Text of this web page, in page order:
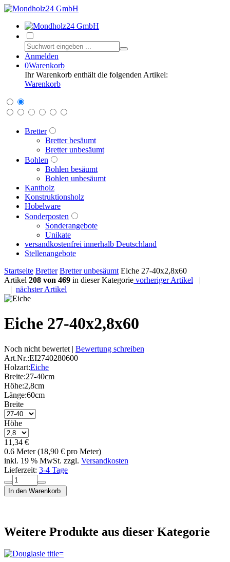
Anmelden
0Warenkorb
Ihr Warenkorb enthält die folgenden Artikel:
Warenkorb
Bretter
Bretter besäumt
Bretter unbesäumt
Bohlen
Bohlen besäumt
Bohlen unbesäumt
Kantholz
Konstruktionsholz
Hobelware
Sonderposten
Sonderangebote
Unikate
versandkostenfrei innerhalb Deutschland
Stellenangebote
Startseite Bretter Bretter unbesäumt Eiche 27-40x2,8x60
Artikel 208 von 469 in dieser Kategorie vorheriger Artikel |
| nächster Artikel
Eiche 27-40x2,8x60
Noch nicht bewertet | Bewertung schreiben
Art.Nr.:EI2740280600
Holzart:Eiche
Breite:27-40cm
Höhe:2,8cm
Länge:60cm
Breite
Höhe
11,34 €
0.6 Meter (18,90 € pro Meter)
inkl. 19 % MwSt. zzgl. Versandkosten
Lieferzeit: 3-4 Tage
In den Warenkorb
Weitere Produkte aus dieser Kategorie